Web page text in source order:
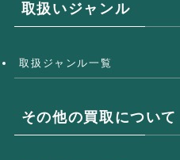
取扱いジャンル
取扱ジャンル一覧
その他の買取について